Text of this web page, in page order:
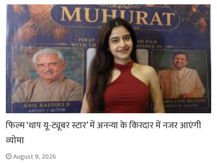
फिल्म ‘थाप यू-ट्यूबर स्टार’ में अनन्या के किरदार में नजर आएंगी
व्योमा
August 9, 2026